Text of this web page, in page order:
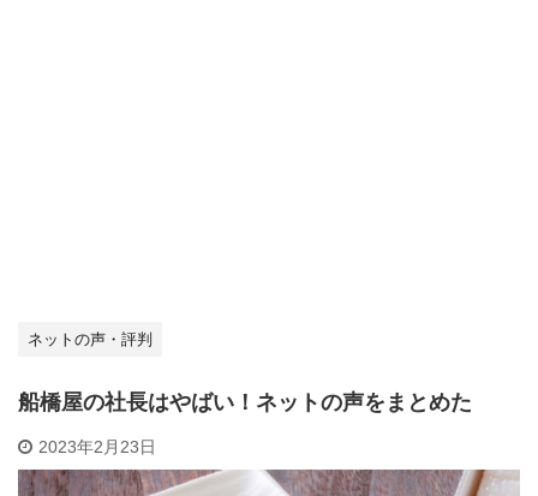
ネットの声・評判
船橋屋の社長はやばい！ネットの声をまとめた
2023年2月23日